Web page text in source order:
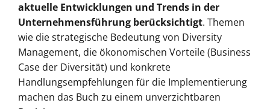
aktuelle Entwicklungen und Trends in der
Unternehmensführung berücksichtigt. Themen
wie die strategische Bedeutung von Diversity
Management, die ökonomischen Vorteile (Business
Case der Diversität) und konkrete
Handlungsempfehlungen für die Implementierung
machen das Buch zu einem unverzichtbaren